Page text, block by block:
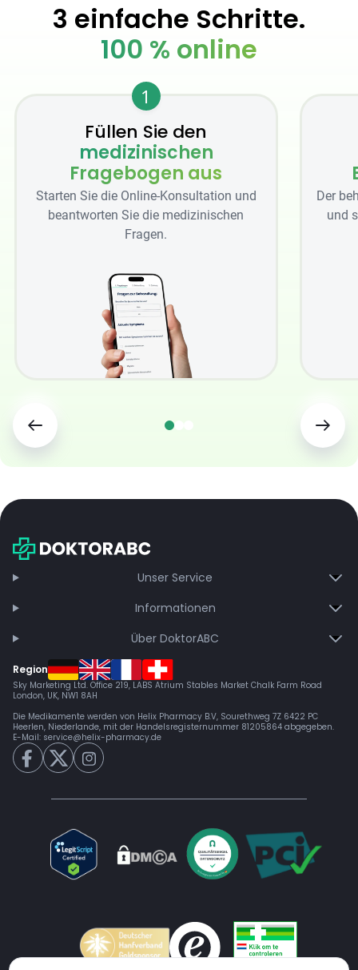
3 einfache Schritte.
100 % online
1
Füllen Sie den
medizinischen
Fragebogen aus
Starten Sie die Online-Konsultation und
beantworten Sie die medizinischen
Fragen.
Der
und
Unser Service
Informationen
Über DoktorABC
Region
Sky Marketing Ltd. Office 219, LABS Atrium Stables Market Chalk Farm Road
London, UK, NW1 8AH
Die Medikamente werden von Helix Pharmacy B.V, Sourethweg 7Z 6422 PC
Heerlen, Niederlande, mit der Handelsregisternummer 81205864 abgegeben.
E-Mail: service@helix-pharmacy.de